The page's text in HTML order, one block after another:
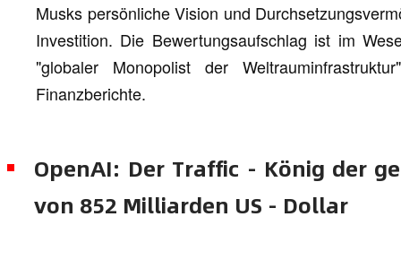
Musks persönliche Vision und
Investition. Die Bewertungsaufschlag ist im
"globaler Monopolist der
Finanzberichte.
OpenAI: Der Traffic - König der
von 852 Milliarden US - Dollar